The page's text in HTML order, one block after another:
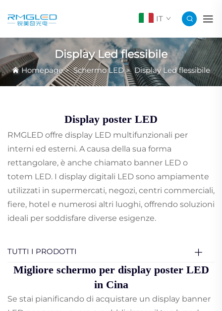
IT
Display Led flessibile
Homepage>Schermo LED>Display Led flessibile
Display poster LED
RMGLED offre display LED multifunzionali per
interni ed esterni. A causa della sua forma
rettangolare, è anche chiamato banner LED o
totem LED. I display digitali LED sono ampiamente
utilizzati in supermercati, negozi, centri commerciali,
fiere, hotel e numerosi altri luoghi, offrendo soluzioni
ideali per soddisfare diverse esigenze.
TUTTI I PRODOTTI
Migliore schermo per display poster LED
in Cina
Se stai pianificando di acquistare un display banner